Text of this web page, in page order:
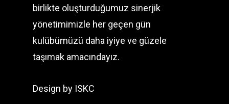
birlikte oluşturduğumuz sinerjik
yönetimimizle her geçen gün
kulübümüzü daha iyiye ve güzele
taşımak amacındayız.
Design by ISKC